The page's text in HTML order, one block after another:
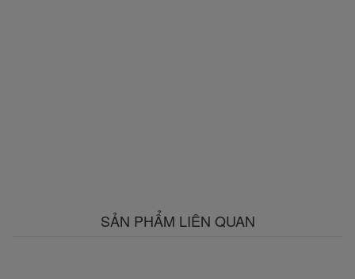
SẢN PHẨM LIÊN QUAN